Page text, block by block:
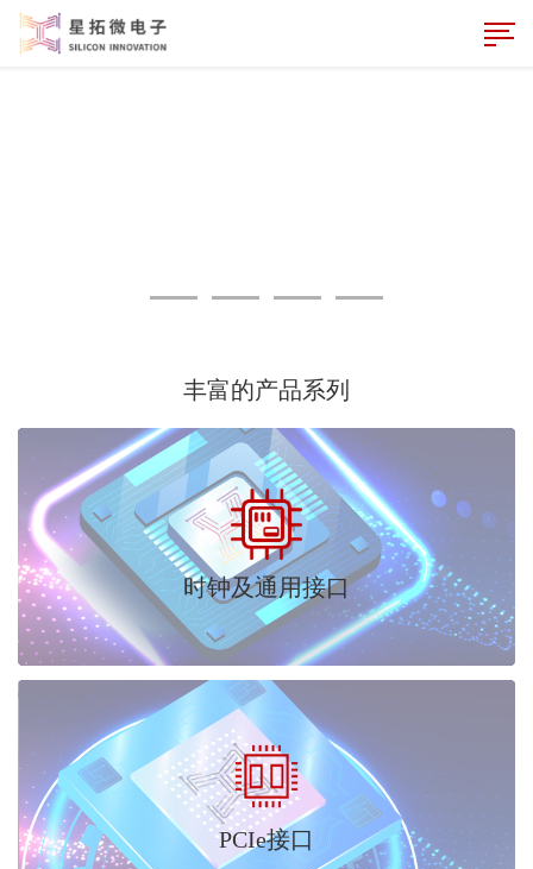
丰富的产品系列
时钟及通用接口
PCIe接口